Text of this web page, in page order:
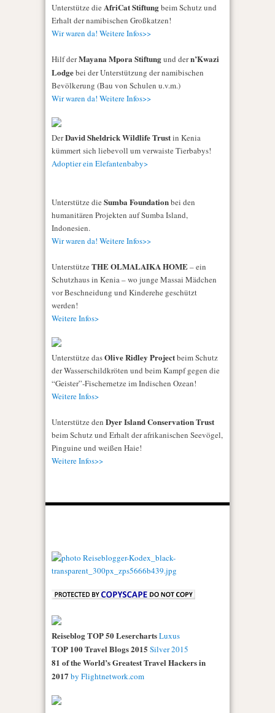
Unterstütze die AfriCat Stiftungbeim Schutz und
Erhalt der namibischen Großkatzen!
Wir waren da! Weitere Infos>>
Hilf derMayana Mpora Stiftungund dern’Kwazi
Lodgebei der Unterstützung der namibischen
Bevölkerung (Bau von Schulen u.v.m.)
Wir waren da! Weitere Infos>>
DerDavid Sheldrick Wildlife Trustin Kenia
kümmert sich liebevoll um verwaiste Tierbabys!
Adoptier ein Elefantenbaby>
Unterstütze die Sumba Foundationbei den
humanitären Projekten auf Sumba Island,
Indonesien.
Wir waren da! Weitere Infos>>
Unterstütze THE OLMALAIKA HOME– ein
Schutzhaus in Kenia – wo junge Massai Mädchen
vor Beschneidung und Kinderehe geschützt
werden!
Weitere Infos>
Unterstütze dasOlive Ridley Projectbeim Schutz
der Wasserschildkröten und beim Kampf gegen die
“Geister”-Fischernetze im Indischen Ozean!
Weitere Infos>
Unterstütze den Dyer Island Conservation Trust
beim Schutz und Erhalt der afrikanischen Seevögel,
Pinguine und weißen Haie!
Weitere Infos>>
Reiseblog TOP 50 LeserchartsLuxus
TOP 100 Travel Blogs 2015 Silver 2015
81 of the World’s Greatest Travel Hackers in
2017 by Flightnetwork.com